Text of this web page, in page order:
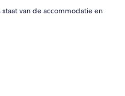
van de accommodatie en